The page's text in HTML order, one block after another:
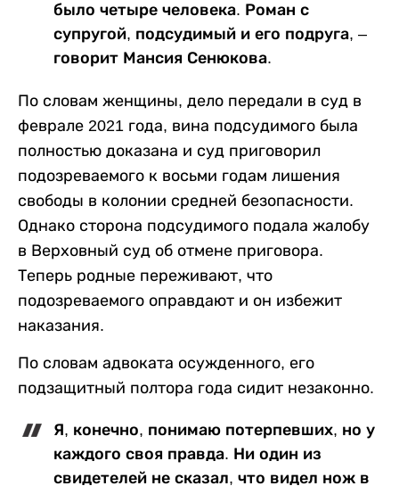
было четыре человека. Роман с
супругой, подсудимый и его подруга, –
говорит Мансия Сенюкова.
По словам женщины, дело передали в суд в
феврале 2021 года, вина подсудимого была
полностью доказана и суд приговорил
подозреваемого к восьми годам лишения
свободы в колонии средней безопасности.
Однако сторона подсудимого подала жалобу
в Верховный суд об отмене приговора.
Теперь родные переживают, что
подозреваемого оправдают и он избежит
наказания.
По словам адвоката осужденного, его
подзащитный полтора года сидит незаконно.
Я, конечно, понимаю потерпевших, но у
каждого своя правда. Ни один из
свидетелей не сказал, что видел нож в